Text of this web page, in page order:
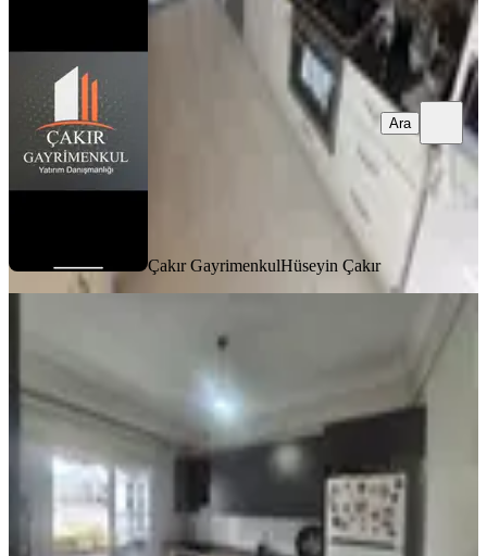
Çakır GayrimenkulHüseyin Çakır
Ara
Sınırsız Kredili 3+1 Daıre
Merkez, Ulaşlı Mahallesi
3+1
140 m²· 11.07.2026
4.000.000 ₺